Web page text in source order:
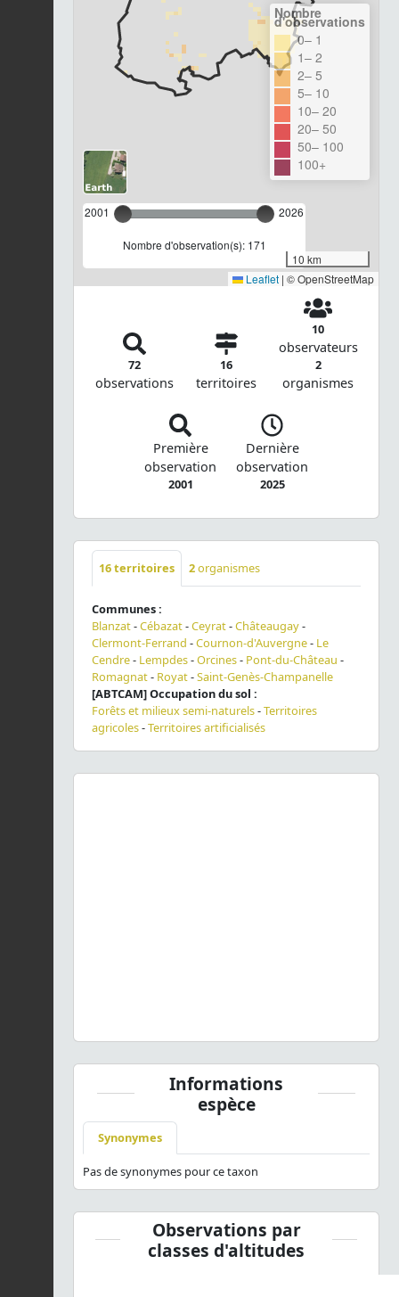
2001 2026
Nombre d'observation(s): 171
Nombre
d'observations
0– 1
1– 2
2– 5
5– 10
10– 20
20– 50
50– 100
100+
10 km
Leaflet | © OpenStreetMap
72
observations
16
territoires
10
observateurs
2
organismes
Première
observation
2001
Dernière
observation
2025
16territoires 2organismes
Communes :
Blanzat-Cébazat-Ceyrat-Châteaugay-
Clermont-Ferrand -Cournon-d'Auvergne- Le
Cendre- Lempdes-Orcines- Pont-du-Château -
Romagnat- Royat-Saint-Genès-Champanelle
[ABTCAM] Occupation du sol :
Forêts et milieux semi-naturels-Territoires
agricoles-Territoires artificialisés
Informations
espèce
Synonymes
Pas de synonymes pour ce taxon
Observations par
classes d'altitudes